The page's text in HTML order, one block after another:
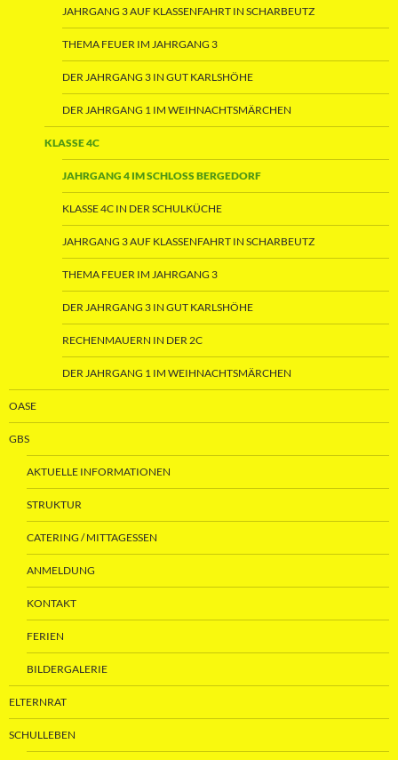
JAHRGANG 3 AUF KLASSENFAHRT IN SCHARBEUTZ
THEMA FEUER IM JAHRGANG 3
DER JAHRGANG 3 IN GUT KARLSHÖHE
DER JAHRGANG 1 IM WEIHNACHTSMÄRCHEN
KLASSE 4C
JAHRGANG 4 IM SCHLOSS BERGEDORF
KLASSE 4C IN DER SCHULKÜCHE
JAHRGANG 3 AUF KLASSENFAHRT IN SCHARBEUTZ
THEMA FEUER IM JAHRGANG 3
DER JAHRGANG 3 IN GUT KARLSHÖHE
RECHENMAUERN IN DER 2C
DER JAHRGANG 1 IM WEIHNACHTSMÄRCHEN
OASE
GBS
AKTUELLE INFORMATIONEN
STRUKTUR
CATERING / MITTAGESSEN
ANMELDUNG
KONTAKT
FERIEN
BILDERGALERIE
ELTERNRAT
SCHULLEBEN